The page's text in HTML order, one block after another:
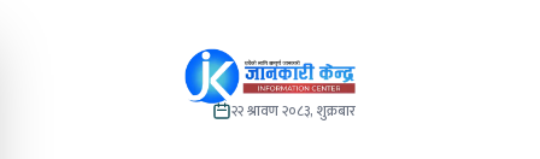
२२ श्रावण २०८३, शुक्रबार